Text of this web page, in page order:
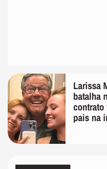
Larissa
batalha
pais na